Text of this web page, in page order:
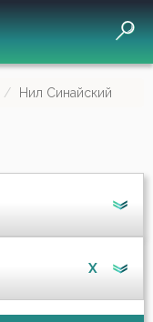
Нил Синайский
X